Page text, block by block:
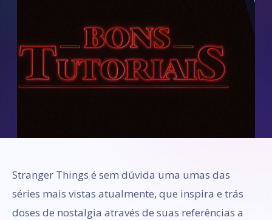
Stranger Things é sem dúvida uma umas das
séries mais vistas atualmente, que inspira e trás
doses de nostalgia através de suas referências a